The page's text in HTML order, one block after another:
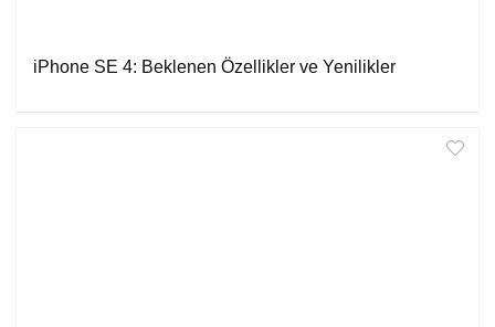
iPhone SE 4: Beklenen Özellikler ve Yenilikler